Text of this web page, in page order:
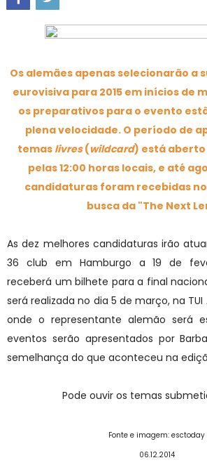
Os alemães apenas selecionarão a
eurovisiva para 2015 em inícios de
os preparativos para o evento
plena velocidade. O período de
temas livres(wildcard) está
pelas 12:00 horas locais, e até
candidaturas foram recebidas
busca da "The Next
As dez melhores candidaturas irão
36 club em Hamburgo a 19 de
receberá um bilhete para a final
será realizada no dia 5 de março, na
onde o representante alemão será
eventos serão apresentados por
semelhança do que aconteceu na
Pode ouvir os temas
Fonte e imagem: esctoday
06.12.2014